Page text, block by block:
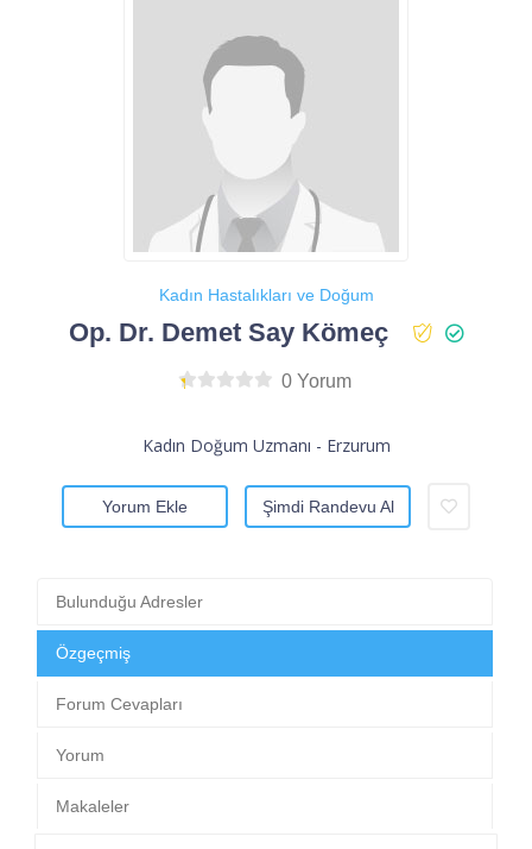
Kadın Hastalıkları ve Doğum
Op. Dr. Demet Say Kömeç
0 Yorum
Kadın Doğum Uzmanı - Erzurum
Yorum Ekle Şimdi Randevu Al
Bulunduğu Adresler
Özgeçmiş
Forum Cevapları
Yorum
Makaleler